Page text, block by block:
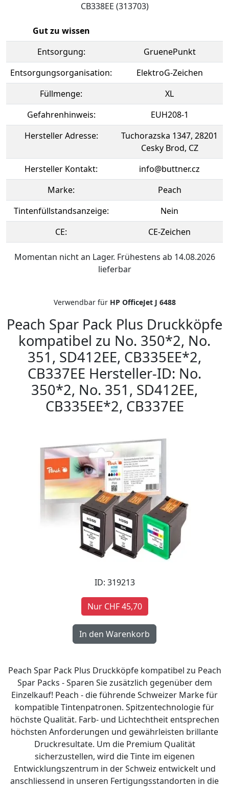
CB338EE (313703)
Gut zu wissen
Entsorgung:
GruenePunkt
Entsorgungsorganisation:
ElektroG-Zeichen
Füllmenge:
XL
Gefahrenhinweis:
EUH208-1
Hersteller Adresse:
Tuchorazska 1347, 28201
Cesky Brod, CZ
Hersteller Kontakt:
info@buttner.cz
Marke:
Peach
Tintenfüllstandsanzeige:
Nein
CE:
CE-Zeichen
Momentan nicht an Lager. Frühestens ab 14.08.2026
lieferbar
Verwendbar für HP OfficeJet J 6488
Peach Spar Pack Plus Druckköpfe
kompatibel zu No. 350*2, No.
351, SD412EE, CB335EE*2,
CB337EE Hersteller-ID: No.
350*2, No. 351, SD412EE,
CB335EE*2, CB337EE
ID: 319213
Nur CHF 45,70
Peach Spar Pack Plus Druckköpfe kompatibel zu Peach
Spar Packs - Sparen Sie zusätzlich gegenüber dem
Einzelkauf! Peach - die führende Schweizer Marke für
kompatible Tintenpatronen. Spitzentechnologie für
höchste Qualität. Farb- und Lichtechtheit entsprechen
höchsten Anforderungen und gewährleisten brillante
Druckresultate. Um die Premium Qualität
sicherzustellen, wird die Tinte im eigenen
Entwicklungszentrum in der Schweiz entwickelt und
anschliessend in unseren Fertigungsstandorten in die